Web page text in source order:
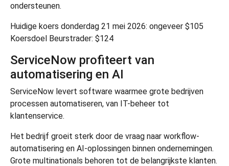
ondersteunen.
Huidige koers donderdag 21 mei 2026: ongeveer $105
Koersdoel Beurstrader: $124
ServiceNow profiteert van
automatisering en AI
ServiceNow levert software waarmee grote bedrijven
processen automatiseren, van IT-beheer tot
klantenservice.
Het bedrijf groeit sterk door de vraag naar workflow-
automatisering en AI-oplossingen binnen ondernemingen.
Grote multinationals behoren tot de belangrijkste klanten.